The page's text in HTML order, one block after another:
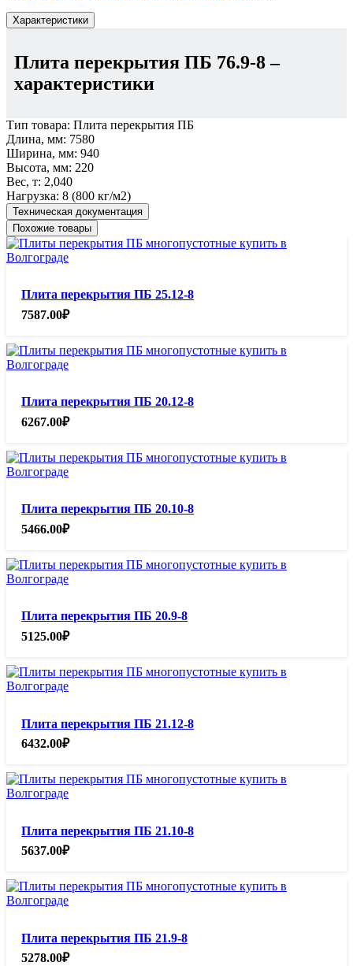
Характеристики
Плита перекрытия ПБ 76.9-8–
характеристики
Тип товара: Плита перекрытия ПБ
Длина, мм: 7580
Ширина, мм: 940
Высота, мм: 220
Вес, т: 2,040
Нагрузка: 8 (800 кг/м2)
Техническая документация
Похожие товары
Плита перекрытия ПБ 25.12-8
7587.00₽
Плита перекрытия ПБ 20.12-8
6267.00₽
Плита перекрытия ПБ 20.10-8
5466.00₽
Плита перекрытия ПБ 20.9-8
5125.00₽
Плита перекрытия ПБ 21.12-8
6432.00₽
Плита перекрытия ПБ 21.10-8
5637.00₽
Плита перекрытия ПБ 21.9-8
5278.00₽